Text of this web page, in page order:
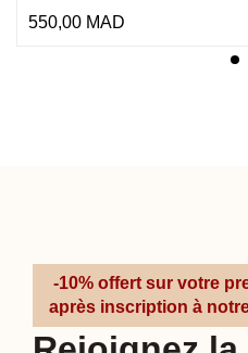
550,00 MAD
-10% offert sur votre
après inscription à